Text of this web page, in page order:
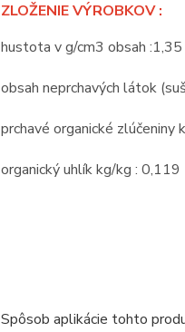
ZLOŽENIE VÝROBKOV :
hustota v g/cm3 obsah :1,35
obsah neprchavých látok
prchavé organické zlúčeniny
organický uhlík kg/kg : 0,119
Spôsob aplikácie tohto